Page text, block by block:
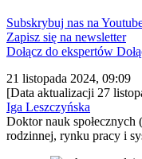
Subskrybuj nas na
Zapisz się na newsletter
Dołącz do ekspertów
21 listopada 2024, 09:09
[Data aktualizacji 27
Iga Leszczyńska
Doktor nauk
rodzinnej, rynku pracy i